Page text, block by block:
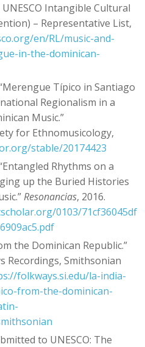
Intangible Cultural
– Representative List,
en/RL/music-and-
in-the-dominican-
Típico in Santiago
Regionalism in a
Music.”
for Ethnomusicology,
stable/20174423
Rhythms on a
up the Buried Histories
Resonancias, 2016.
0103/71cf36045df
the Dominican Republic.”
Recordings, Smithsonian
folkways.si.edu/la-india-
from-the-dominican-
to UNESCO: The